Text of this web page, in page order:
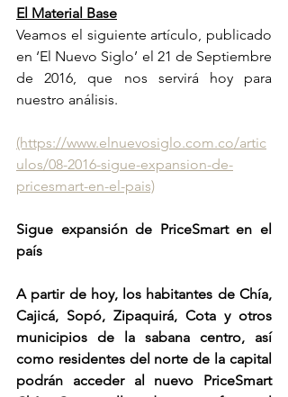
El Material Base
Veamos el siguiente artículo, publicado
en ‘El Nuevo Siglo’ el 21 de Septiembre
de 2016, que nos servirá hoy para
nuestro análisis.
(https://www.elnuevosiglo.com.co/artic
ulos/08-2016-sigue-expansion-de-
pricesmart-en-el-pais)
Sigue expansión de PriceSmart en el
país
A partir de hoy, los habitantes de Chía,
Cajicá, Sopó, Zipaquirá, Cota y otros
municipios de la sabana centro, así
como residentes del norte de la capital
podrán acceder al nuevo PriceSmart